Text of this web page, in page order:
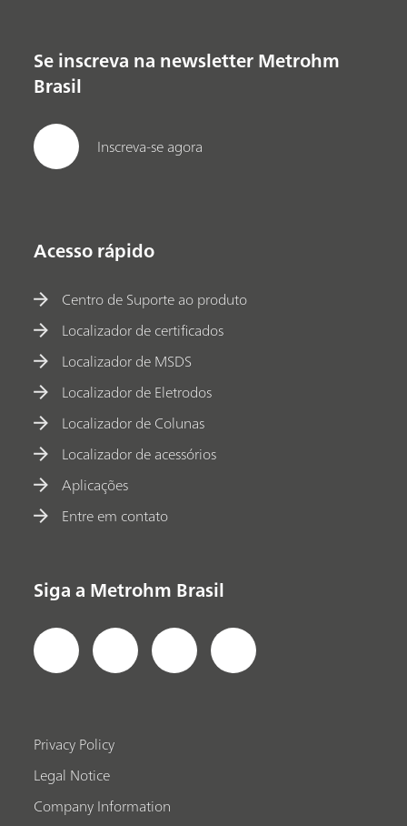
Se inscreva na newsletter Metrohm
Brasil
Inscreva-se agora
Acesso rápido
Centro de Suporte ao produto
Localizador de certificados
Localizador de MSDS
Localizador de Eletrodos
Localizador de Colunas
Localizador de acessórios
Aplicações
Entre em contato
Siga a Metrohm Brasil
Privacy Policy
Legal Notice
Company Information